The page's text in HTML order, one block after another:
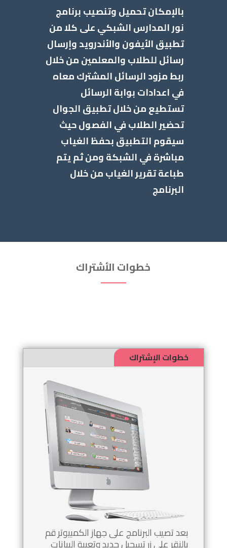
بالإمكان تحميل وتنصيب برنامج
نور المدارس الشبكي على كلا من
تطبيق الأيفون والأندرويد وإرسال
رسائل للطلاب والمعلمين من خلال
ربط مزود الرسائل المشترك معاه
في اعدادات بوابة الرسائل
تستطيع من خلال تطبيق الجوال
تحضير الطلاب في الفصول حيث
سيقوم التطبيق بحفظ الغياب
مباشرة في الشبكة ومن ثم يتم
طباعة تقرير الغياب من خلال
البرنامج
خطوات الأشتراك
خطوات الإشتراك
بعد تصيب البرنامج على جهاز الكمبيوتر قم
بالنقر على زر تسجيل جديد وتعبية البيانات